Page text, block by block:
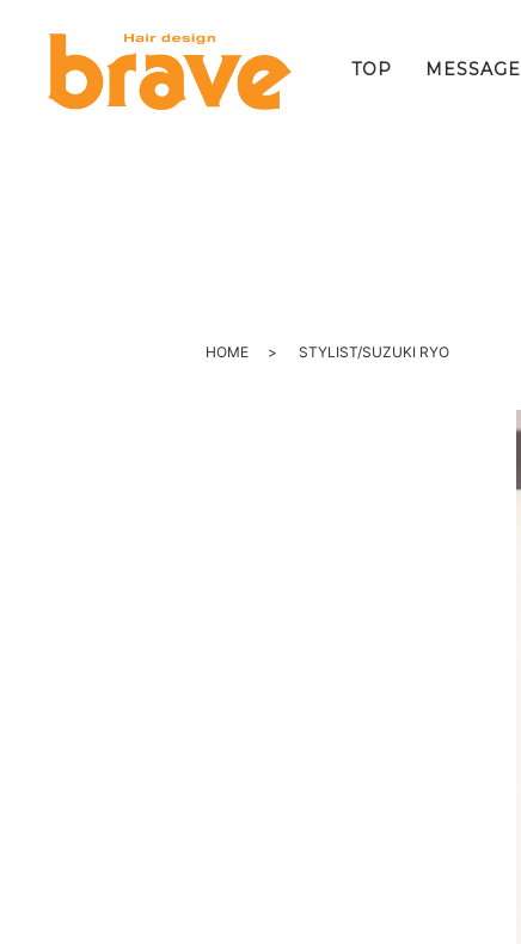
TOP MESSAGE
HOME STYLIST/SUZUKI RYO